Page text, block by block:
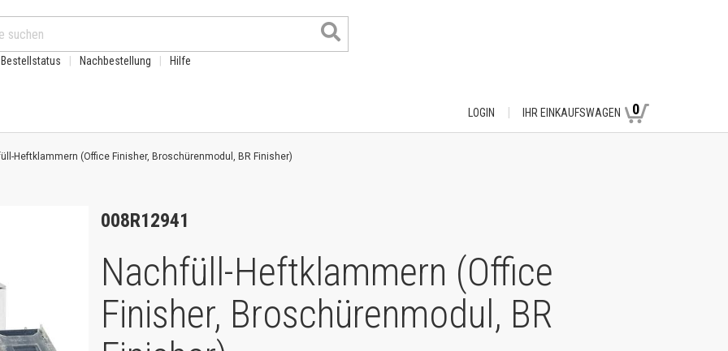
Bestellstatus Nachbestellung Hilfe
LOGIN IHR EINKAUFSWAGEN 0
Heftklammern (Office Finisher, Broschürenmodul, BR Finisher)
008R12941
Nachfüll-Heftklammern (Office
Finisher, Broschürenmodul, BR